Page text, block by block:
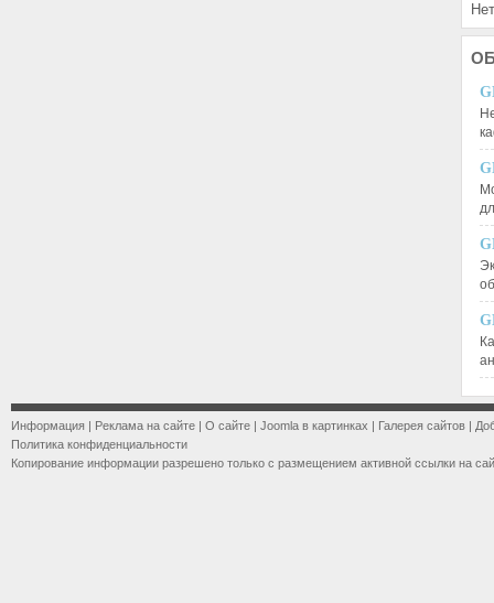
Информация | Реклама на сайте | О сайте | Joomla в картинках | Галерея сайтов |
Политика конфиденциальности
Копирование информации разрешено только с размещением активной ссылки на